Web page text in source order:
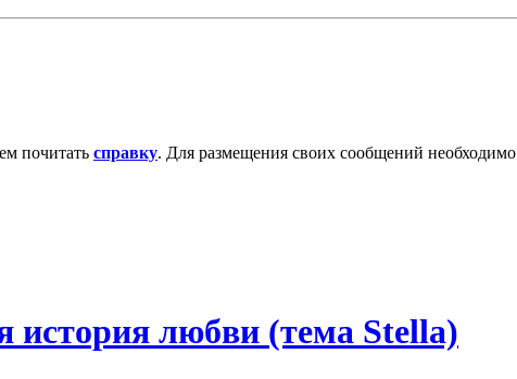
почитать справку. Для размещения своих сообщений необходимо
история любви (тема Stella)